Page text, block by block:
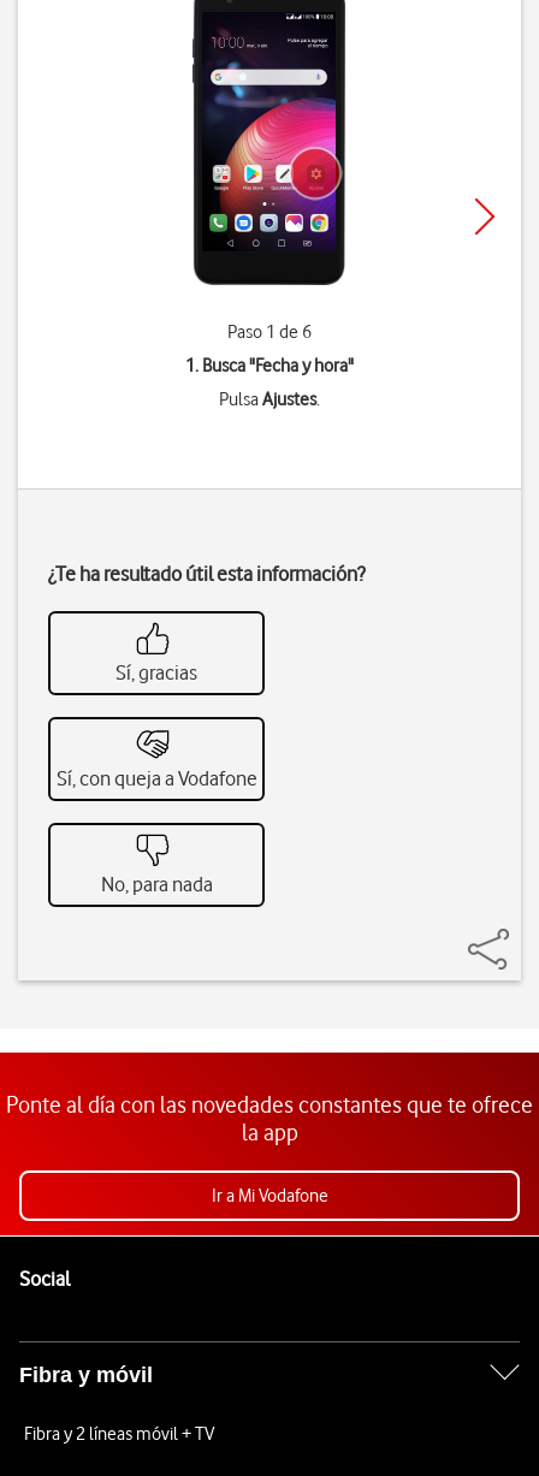
Paso 1 de 6
1. Busca "Fecha y hora"
PulsaAjustes.
¿Te ha resultado útil esta información?
Sí, gracias
Sí, con queja a Vodafone
No, para nada
Ponte al día con las novedades constantes que te ofrece
la app
Ir a Mi Vodafone
SocialEnlaces a las redes sociales de Vodafone
Fibra y móvil
Fibra y 2 líneas móvil + TV